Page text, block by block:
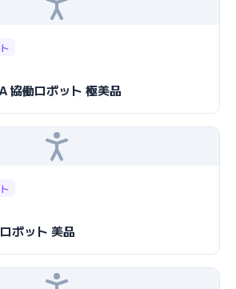
協働ロボット 極美品
ボット 美品